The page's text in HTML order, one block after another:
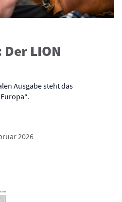
LION
Ausgabe steht das
2026